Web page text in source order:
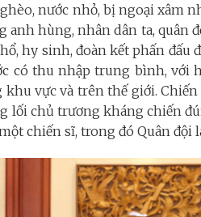
nước nhỏ, bị ngoại xâm
hùng, nhân dân ta, quân
hy sinh, đoàn kết phấn đấu
có thu nhập trung bình, với
vực và trên thế giới. Chiến
lối chủ trương kháng chiến
chiến sĩ, trong đó Quân đội